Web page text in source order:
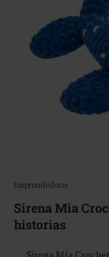
Emprendedores
Sirena Mia
historias